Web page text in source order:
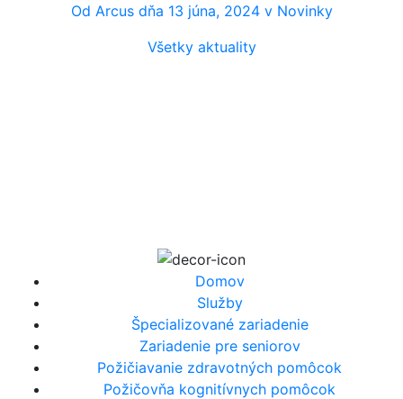
Od Arcus dňa 13 júna, 2024 v Novinky
Všetky aktuality
Domov
Služby
Špecializované zariadenie
Zariadenie pre seniorov
Požičiavanie zdravotných pomôcok
Požičovňa kognitívnych pomôcok